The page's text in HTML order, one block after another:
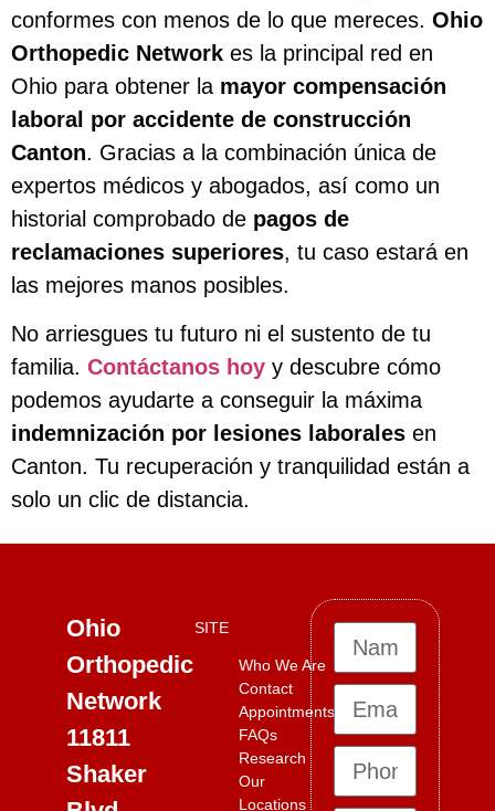
conformes con menos de lo que mereces. Ohio
Orthopedic Network es la principal red en
Ohio para obtener la mayor compensación
laboral por accidente de construcción
Canton. Gracias a la combinación única de
expertos médicos y abogados, así como un
historial comprobado de pagos de
reclamaciones superiores, tu caso estará en
las mejores manos posibles.
No arriesgues tu futuro ni el sustento de tu
familia. Contáctanos hoy y descubre cómo
podemos ayudarte a conseguir la máxima
indemnización por lesiones laborales en
Canton. Tu recuperación y tranquilidad están a
solo un clic de distancia.
Ohio
Orthopedic
Network
11811
Shaker
SITE
Who We Are
Contact
Appointments
FAQs
Research
Our
Locations